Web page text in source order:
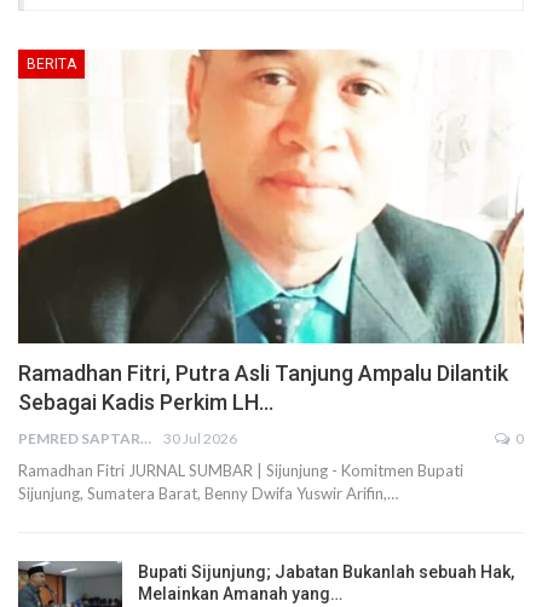
BERITA
Ramadhan Fitri, Putra Asli Tanjung Ampalu Dilantik
Sebagai Kadis Perkim LH…
PEMRED SAPTARIUS 30 Jul 2026 0
Ramadhan Fitri JURNAL SUMBAR | Sijunjung - Komitmen Bupati
Sijunjung, Sumatera Barat, Benny Dwifa Yuswir Arifin,…
Bupati Sijunjung; Jabatan Bukanlah sebuah Hak,
Melainkan Amanah yang…